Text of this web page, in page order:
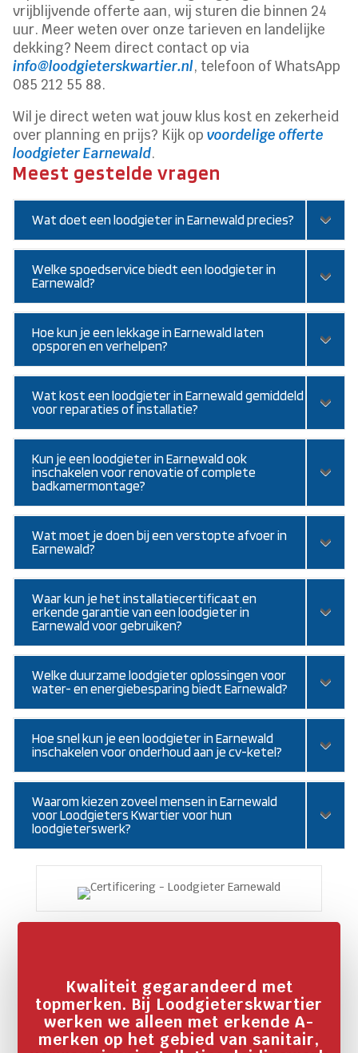
vrijblijvende offerte aan, wij sturen die binnen 24
uur. Meer weten over onze tarieven en landelijke
dekking? Neem direct contact op via
info@loodgieterskwartier.nl, telefoon of WhatsApp
085 212 55 88.
Wil je direct weten wat jouw klus kost en zekerheid
over planning en prijs? Kijk opvoordelige offerte
loodgieter Earnewald.
Meest gestelde vragen
Wat doet een loodgieter in Earnewald precies?
Welke spoedservice biedt een loodgieter in
Earnewald?
Hoe kun je een lekkage in Earnewald laten
opsporen en verhelpen?
Wat kost een loodgieter in Earnewald gemiddeld
voor reparaties of installatie?
Kun je een loodgieter in Earnewald ook
inschakelen voor renovatie of complete
badkamermontage?
Wat moet je doen bij een verstopte afvoer in
Earnewald?
Waar kun je het installatiecertificaat en
erkende garantie van een loodgieter in
Earnewald voor gebruiken?
Welke duurzame loodgieter oplossingen voor
water- en energiebesparing biedt Earnewald?
Hoe snel kun je een loodgieter in Earnewald
inschakelen voor onderhoud aan je cv-ketel?
Waarom kiezen zoveel mensen in Earnewald
voor Loodgieters Kwartier voor hun
loodgieterswerk?
Kwaliteit gegarandeerd met
topmerken. Bij Loodgieterskwartier
werken we alleen met erkende A-
merken op het gebied van sanitair,